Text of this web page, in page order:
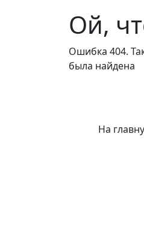
Ой,
Ошибка 404.
была найдена
На